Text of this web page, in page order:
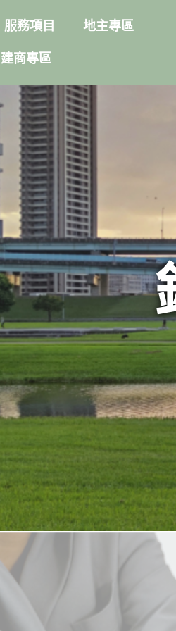
服務項目 地主專區
建商專區